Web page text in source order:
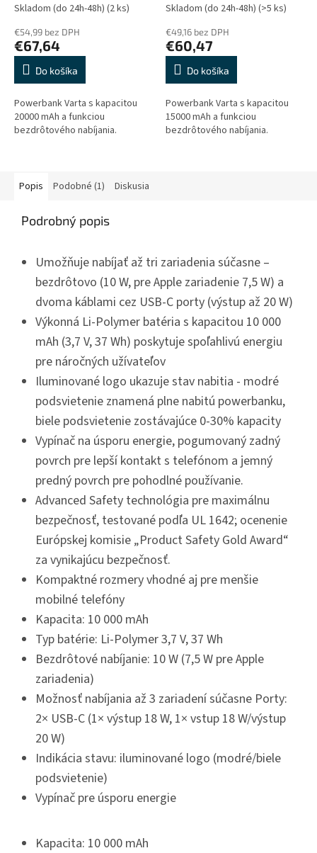
Skladom (do 24h-48h) (2 ks)
€54,99 bez DPH
€67,64
Do košíka
Powerbank Varta s kapacitou
20000 mAh a funkciou
bezdrôtového nabíjania.
Skladom (do 24h-48h) (>5 ks)
€49,16 bez DPH
€60,47
Do košíka
Powerbank Varta s kapacitou
15000 mAh a funkciou
bezdrôtového nabíjania.
Popis Podobné (1) Diskusia
Podrobný popis
Umožňuje nabíjať až tri zariadenia súčasne –
bezdrôtovo (10 W, pre Apple zariadenie 7,5 W) a
dvoma káblami cez USB-C porty (výstup až 20 W)
Výkonná Li-Polymer batéria s kapacitou 10 000
mAh (3,7 V, 37 Wh) poskytuje spoľahlivú energiu
pre náročných užívateľov
Iluminované logo ukazuje stav nabitia - modré
podsvietenie znamená plne nabitú powerbanku,
biele podsvietenie zostávajúce 0-30% kapacity
Vypínač na úsporu energie, pogumovaný zadný
povrch pre lepší kontakt s telefónom a jemný
predný povrch pre pohodlné používanie.
Advanced Safety technológia pre maximálnu
bezpečnosť, testované podľa UL 1642; ocenenie
Európskej komisie „Product Safety Gold Award“
za vynikajúcu bezpečnosť.
Kompaktné rozmery vhodné aj pre menšie
mobilné telefóny
Kapacita: 10 000 mAh
Typ batérie: Li-Polymer 3,7 V, 37 Wh
Bezdrôtové nabíjanie: 10 W (7,5 W pre Apple
zariadenia)
Možnosť nabíjania až 3 zariadení súčasne Porty:
2× USB-C (1× výstup 18 W, 1× vstup 18 W/výstup
20 W)
Indikácia stavu: iluminované logo (modré/biele
podsvietenie)
Vypínač pre úsporu energie
Kapacita: 10 000 mAh